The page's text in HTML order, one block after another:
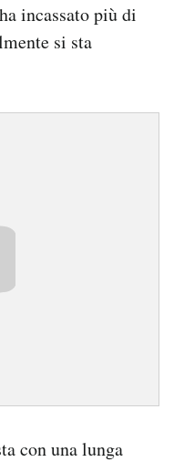
incassato più di
si sta
con una lunga